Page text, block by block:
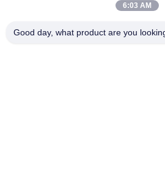
Abonnieren Sie unseren Newsletter für
6:03 AM
Good day, what product are you